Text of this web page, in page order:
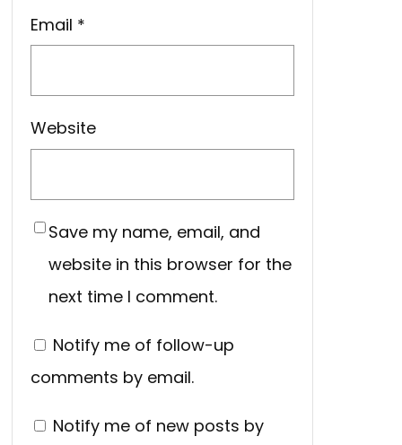
Email *
Website
Save my name, email, and
website in this browser for the
next time I comment.
Notify me of follow-up
comments by email.
Notify me of new posts by